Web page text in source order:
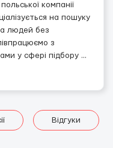
компанії
на пошуку
людей без
з
у сфері підбору ...
Відгуки